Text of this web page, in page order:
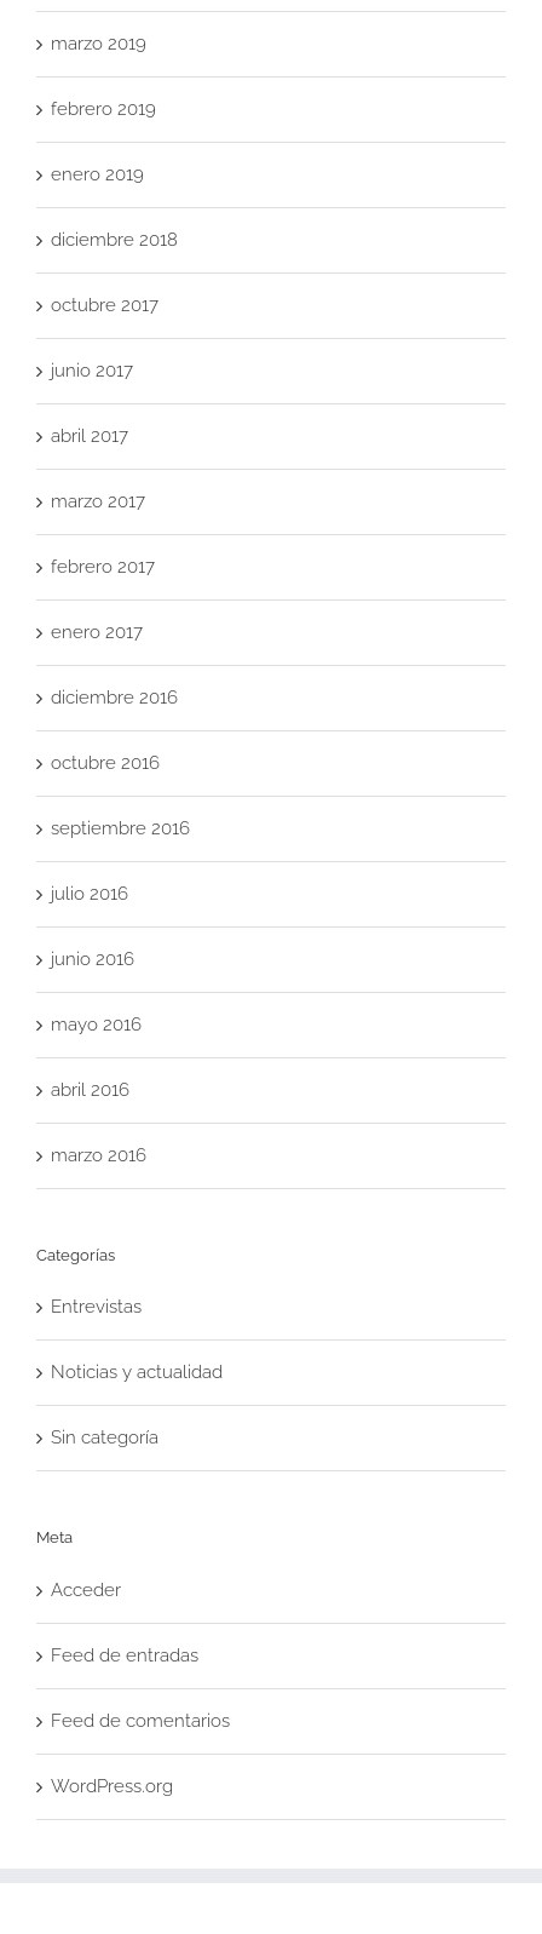
marzo 2019
febrero 2019
enero 2019
diciembre 2018
octubre 2017
junio 2017
abril 2017
marzo 2017
febrero 2017
enero 2017
diciembre 2016
octubre 2016
septiembre 2016
julio 2016
junio 2016
mayo 2016
abril 2016
marzo 2016
Categorías
Entrevistas
Noticias y actualidad
Sin categoría
Meta
Acceder
Feed de entradas
Feed de comentarios
WordPress.org